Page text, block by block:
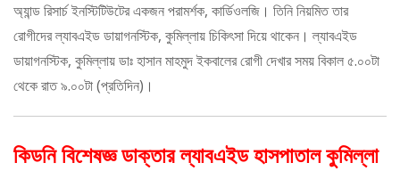
অ্যান্ড রিসার্চ ইনস্টিটিউটের একজন পরামর্শক, কার্ডিওলজি। তিনি নিয়মিত তার
রোগীদের ল্যাবএইড ডায়াগনস্টিক, কুমিল্লায় চিকিৎসা দিয়ে থাকেন। ল্যাবএইড
ডায়াগনস্টিক, কুমিল্লায় ডাঃ হাসান মাহমুদ ইকবালের রোগী দেখার সময় বিকাল ৫.০০টা
থেকে রাত ৯.০০টা (প্রতিদিন)।
কিডনি বিশেষজ্ঞ ডাক্তার ল্যাবএইড হাসপাতাল কুমিল্লা